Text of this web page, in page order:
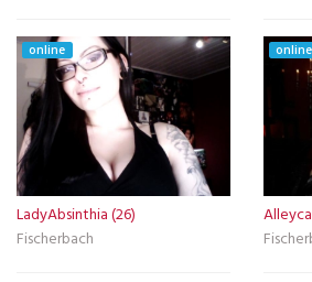
online
LadyAbsinthia (26)
Fischerbach
online